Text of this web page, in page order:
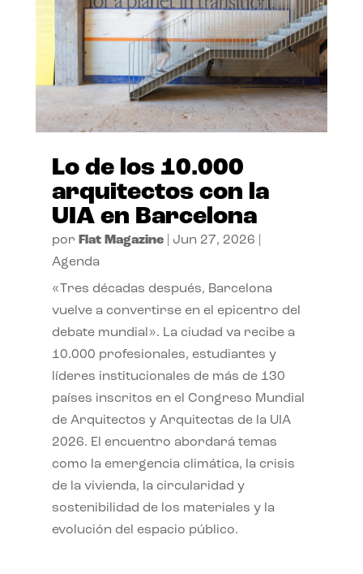
Lo de los 10.000
arquitectos con la
UIA en Barcelona
por Flat Magazine| Jun 27, 2026
Agenda
«Tres décadas después, Barcelona
vuelve a convertirse en el epicentro del
debate mundial». La ciudad va recibe a
10.000 profesionales, estudiantes y
líderes institucionales de más de 130
países inscritos en el Congreso Mundial
de Arquitectos y Arquitectas de la UIA
2026. El encuentro abordará temas
como la emergencia climática, la crisis
de la vivienda, la circularidad y
sostenibilidad de los materiales y la
evolución del espacio público.